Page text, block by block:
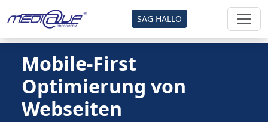
SAG HALLO
Mobile-First
Optimierung von
Webseiten